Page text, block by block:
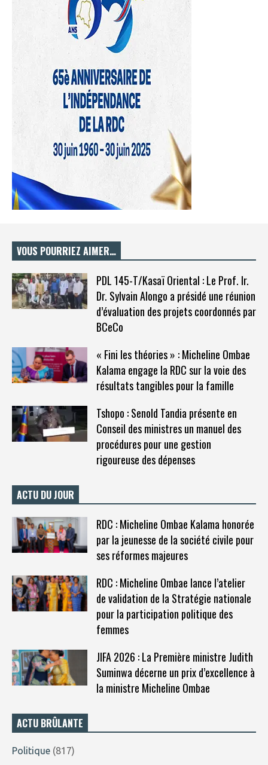
VOUS POURRIEZ AIMER…
PDL 145-T/Kasaï Oriental : Le Prof. Ir.
Dr. Sylvain Alongo a présidé une réunion
d’évaluation des projets coordonnés par
BCeCo
« Fini les théories » : Micheline Ombae
Kalama engage la RDC sur la voie des
résultats tangibles pour la famille
Tshopo : Senold Tandia présente en
Conseil des ministres un manuel des
procédures pour une gestion
rigoureuse des dépenses
ACTU DU JOUR
RDC : Micheline Ombae Kalama honorée
par la jeunesse de la société civile pour
ses réformes majeures
RDC : Micheline Ombae lance l’atelier
de validation de la Stratégie nationale
pour la participation politique des
femmes
JIFA 2026 : La Première ministre Judith
Suminwa décerne un prix d’excellence à
la ministre Micheline Ombae
ACTU BRÛLANTE
Politique (817)